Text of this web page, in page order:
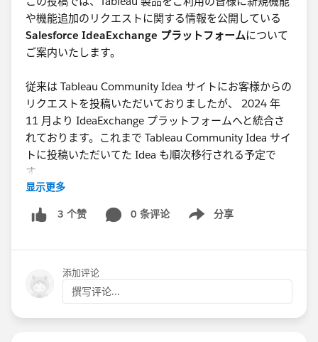
や機能追加のリクエストに関する情報を公開している
Salesforce IdeaExchange プラットフォームについて
ご案内いたします。
従来は Tableau Community Idea サイトにお客様からの
リクエストを投稿いただいておりましたが、 2024 年
11 月より IdeaExchange プラットフォームへと統合さ
れております。これまで Tableau Community Idea サイ
トに投稿いただいてた Idea も順次移行される予定で
す。
Tableau Community Idea サイト :
https://community.tableau.com/s/ideas
参照ください。
FAQ: Tableau Ideas moving to IdeaExchange
platform
显示更多
3 个赞 0 条评论 分享
Show menu
添加评论
撰写评论...